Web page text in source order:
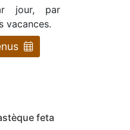
jour, par
vacances.
feta